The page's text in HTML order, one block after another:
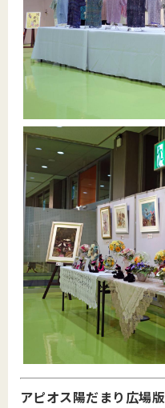
アピオス陽だまり広場